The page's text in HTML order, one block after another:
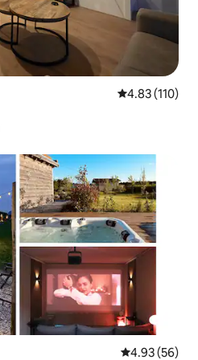
औसत रेटिंग 5 में से
4.83 (110)
औसत रेटिंग 5 में
4.93 (56)